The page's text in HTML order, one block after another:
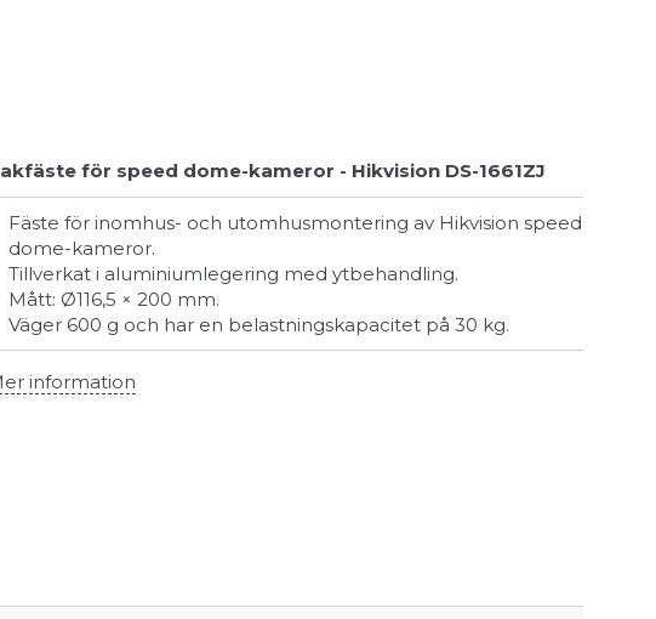
för speed dome-kameror - Hikvision DS-1661ZJ
Fäste för inomhus- och utomhusmontering av Hikvision speed
dome-kameror.
Tillverkat i aluminiumlegering med ytbehandling.
Mått: Ø116,5 × 200 mm.
Väger 600 g och har en belastningskapacitet på 30 kg.
information